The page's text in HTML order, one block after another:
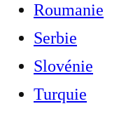
Roumanie
Serbie
Slovénie
Turquie